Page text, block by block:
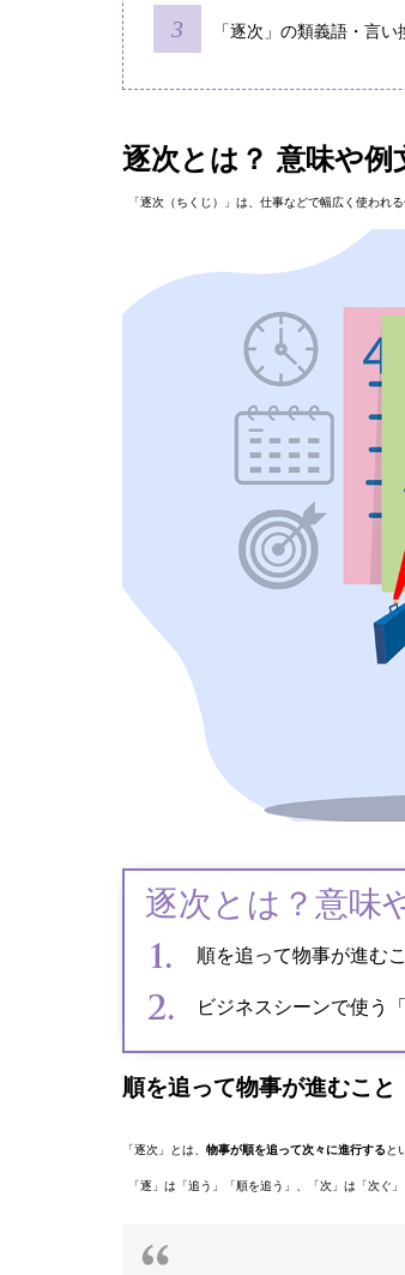
「逐次」の類義語・言
逐次とは？ 意味や例
「逐次（ちくじ）」は、仕事などで幅広く使われ
逐次とは？意味
順を追って物事が進む
ビジネスシーンで使う
順を追って物事が進むこと
「逐次」とは、 物事が順を追って次々に進行する と
「逐」は「追う」「順を追う」、「次」は「次ぐ